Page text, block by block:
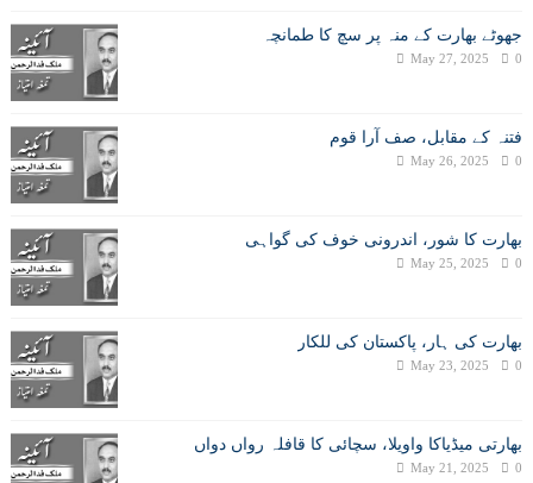
جھوٹے بھارت کے منہ پر سچ کا طمانچہ
May 27, 2025 0
فتنہ کے مقابل، صف آرا قوم
May 26, 2025 0
بھارت کا شور، اندرونی خوف کی گواہی
May 25, 2025 0
بھارت کی ہار، پاکستان کی للکار
May 23, 2025 0
بھارتی میڈیاکا واویلا، سچائی کا قافلہ رواں دواں
May 21, 2025 0